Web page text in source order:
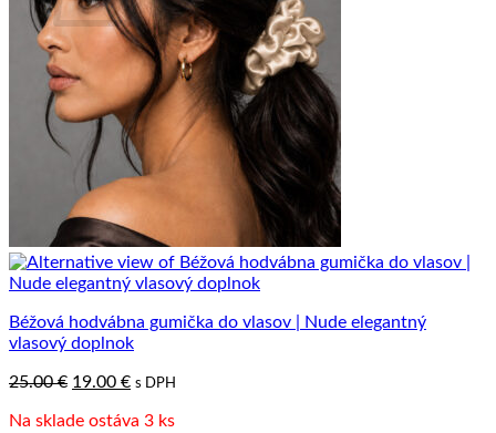
Žiadne produkty v košíku.
Vrátiť sa do obchodu
Béžová hodvábna gumička do vlasov | Nude elegantný
vlasový doplnok
25.00€ Pôvodná
bola:
19.00 €Aktuálna
je:
s DPH
Na sklade ostáva 3 ks